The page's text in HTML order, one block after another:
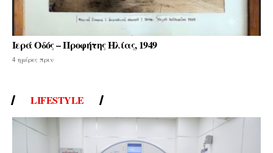
Ιερά Οδός – Προφήτης Ηλίας, 1949
4 ημέρες πριν
LIFESTYLE